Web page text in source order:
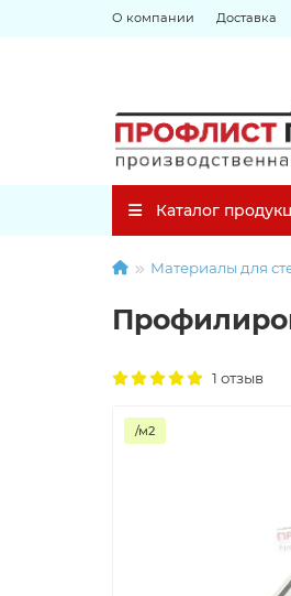
О компании Доставка
Каталог
Материалы для
1 отзыв
/м2